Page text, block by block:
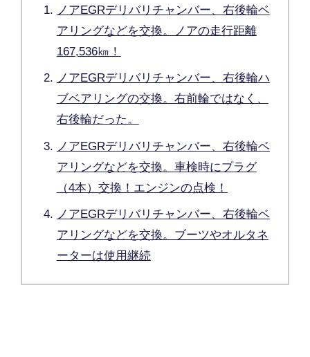
ノアEGRデリバリチャンバー、右後輪ベ
アリングなどを交換。ノアの走行距離
167,536㎞！
ノアEGRデリバリチャンバー、右後輪ハ
ブベアリングの交換。右前輪ではなく、
右後輪だった。
ノアEGRデリバリチャンバー、右後輪ベ
アリングなどを交換。車検時にプラグ
（4本）交換！エンジンの点検！
ノアEGRデリバリチャンバー、右後輪ベ
アリングなどを交換。ブーツやオルタネ
ーターは使用継続